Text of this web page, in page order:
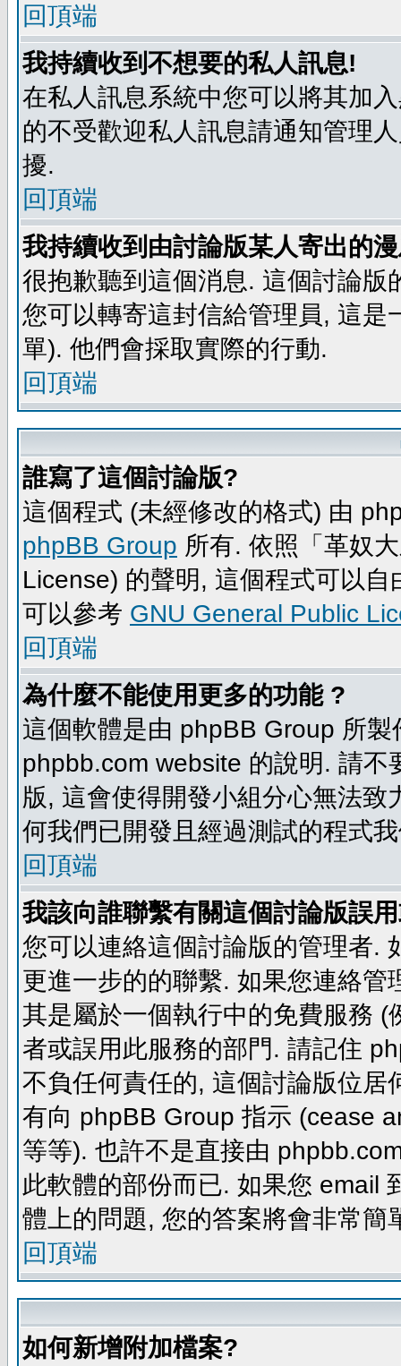
回頂端
我持續收到不想要的私人訊息!
在私人訊息系統中您可以將其加
的不受歡迎私人訊息請通知管理
擾.
回頂端
我持續收到由討論版某人寄出的
很抱歉聽到這個消息. 這個討論
您可以轉寄這封信給管理員, 這
單). 他們會採取實際的行動.
回頂端
誰寫了這個討論版?
這個程式 (未經修改的格式) 由
phpBB Group 所有. 依照「革奴
License) 的聲明, 這個程式可以
可以參考 GNU General Public
回頂端
為什麼不能使用更多的功能 ?
這個軟體是由 phpBB Group 所
phpbb.com website 的說明. 請
版, 這會使得開發小組分心無法
何我們已開發且經過測試的程式
回頂端
我該向誰聯繫有關這個討論版誤
您可以連絡這個討論版的管理者.
更進一步的的聯繫. 如果您連絡
其是屬於一個執行中的免費服務
者或誤用此服務的部門. 請記住
不負任何責任的, 這個討論版位
有向 phpBB Group 指示 (cease
等等). 也許不是直接由
此軟體的部份而已. 如果您 email
體上的問題, 您的答案將會非常簡
回頂端
如何新增附加檔案?